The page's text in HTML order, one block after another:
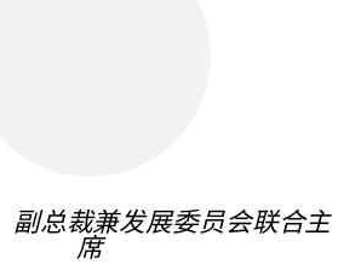
副总裁兼发展委员会联合主
席